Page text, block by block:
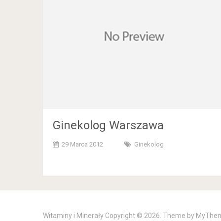
Ginekolog Warszawa
29 Marca 2012 Ginekolog
Witaminy i Minerały Copyright © 2026. Theme by